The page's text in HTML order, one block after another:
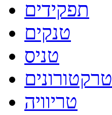
תפקידים
טנקים
טניס
טרקטורונים
טריוויה